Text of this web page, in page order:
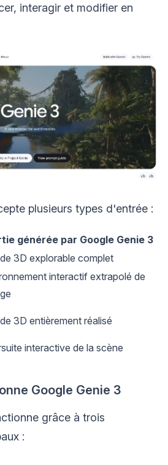
interagir et modifier en
plusieurs types d'entrée :
générée par Google Genie 3
3D explorable complet
interactif extrapolé de
3D entièrement réalisé
interactive de la scène
Google Genie 3
grâce à trois
: